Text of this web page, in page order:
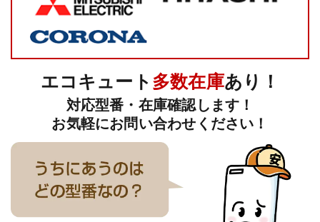
エコキュート 多数在庫あり！
対応型番・在庫確認します！
お気軽にお問い合わせください！